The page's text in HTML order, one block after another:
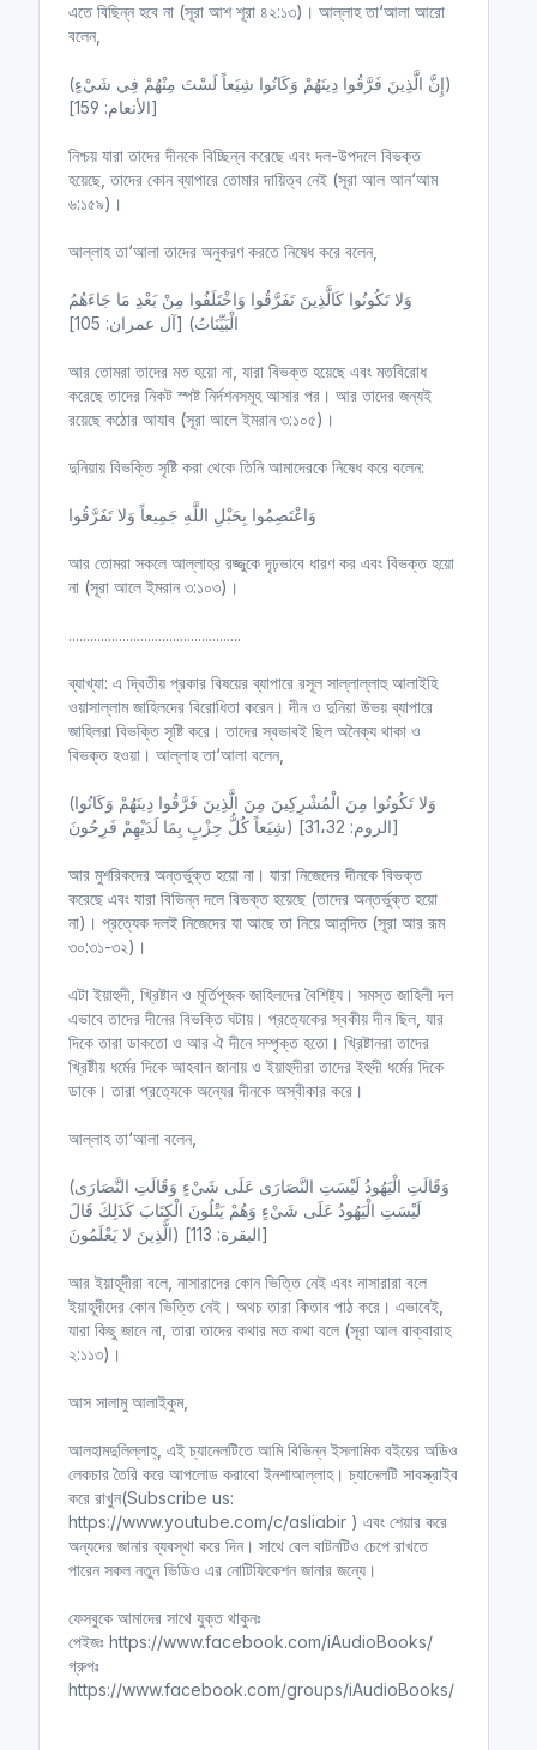
এতে বিছিন্ন হবে না (সূরা আশ শূরা ৪২:১৩)। আল্লাহ তা‘আলা আরো
বলেন,
(إِنَّ الَّذِينَ فَرَّقُوا دِينَهُمْ وَكَانُوا شِيَعاً لَسْتَ مِنْهُمْ فِي شَيْءٍ)
[الأنعام: 159]
নিশ্চয় যারা তাদের দীনকে বিচ্ছিন্ন করেছে এবং দল-উপদলে বিভক্ত
হয়েছে, তাদের কোন ব্যাপারে তোমার দায়িত্ব নেই (সূরা আল আন‘আম
৬:১৫৯)।
আল্লাহ তা‘আলা তাদের অনুকরণ করতে নিষেধ করে বলেন,
وَلا تَكُونُوا كَالَّذِينَ تَفَرَّقُوا وَاخْتَلَفُوا مِنْ بَعْدِ مَا جَاءَهُمُ
الْبَيِّنَاتُ) [آل عمران: 105]
আর তোমরা তাদের মত হয়ো না, যারা বিভক্ত হয়েছে এবং মতবিরোধ
করেছে তাদের নিকট স্পষ্ট নির্দশনসমূহ আসার পর। আর তাদের জন্যই
রয়েছে কঠোর আযাব (সূরা আলে ইমরান ৩:১০৫)।
দুনিয়ায় বিভক্তি সৃষ্টি করা থেকে তিনি আমাদেরকে নিষেধ করে বলেন:
وَاعْتَصِمُوا بِحَبْلِ اللَّهِ جَمِيعاً وَلا تَفَرَّقُوا
আর তোমরা সকলে আল্লাহর রজ্জুকে দৃঢ়ভাবে ধারণ কর এবং বিভক্ত হয়ো
না (সূরা আলে ইমরান ৩:১০৩)।
................................................
ব্যাখ্যা: এ দ্বিতীয় প্রকার বিষয়ের ব্যাপারে রসূল সাল্লাল্লাহু আলাইহি
ওয়াসাল্লাম জাহিলদের বিরোধিতা করেন। দীন ও দুনিয়া উভয় ব্যাপারে
জাহিলরা বিভক্তি সৃষ্টি করে। তাদের স্বভাবই ছিল অনৈক্য থাকা ও
বিভক্ত হওয়া। আল্লাহ তা‘আলা বলেন,
(وَلا تَكُونُوا مِنَ الْمُشْرِكِينَ مِنَ الَّذِينَ فَرَّقُوا دِينَهُمْ وَكَانُوا
شِيَعاً كُلُّ حِزْبٍ بِمَا لَدَيْهِمْ فَرِحُونَ) [الروم: 31،32]
আর মুশরিকদের অন্তর্ভুক্ত হয়ো না। যারা নিজেদের দীনকে বিভক্ত
করেছে এবং যারা বিভিন্ন দলে বিভক্ত হয়েছে (তাদের অন্তর্ভুক্ত হয়ো
না)। প্রত্যেক দলই নিজেদের যা আছে তা নিয়ে আনন্দিত (সূরা আর রূম
৩০:৩১-৩২)।
এটা ইয়াহুদী, খ্রিষ্টান ও মূর্তিপূজক জাহিলদের বৈশিষ্ট্য। সমস্ত জাহিলী দল
এভাবে তাদের দীনের বিভক্তি ঘটায়। প্রত্যেকের স্বকীয় দীন ছিল, যার
দিকে তারা ডাকতো ও আর ঐ দীনে সম্পৃক্ত হতো। খ্রিষ্টানরা তাদের
খ্রিষ্টীয় ধর্মের দিকে আহবান জানায় ও ইয়াহুদীরা তাদের ইহুদী ধর্মের দিকে
ডাকে। তারা প্রত্যেকে অন্যের দীনকে অস্বীকার করে।
আল্লাহ তা‘আলা বলেন,
(وَقَالَتِ الْيَهُودُ لَيْسَتِ النَّصَارَى عَلَى شَيْءٍ وَقَالَتِ النَّصَارَى
لَيْسَتِ الْيَهُودُ عَلَى شَيْءٍ وَهُمْ يَتْلُونَ الْكِتَابَ كَذَلِكَ قَالَ
الَّذِينَ لا يَعْلَمُونَ) [البقرة: 113]
আর ইয়াহূদীরা বলে, নাসারাদের কোন ভিত্তি নেই এবং নাসারারা বলে
ইয়াহূদীদের কোন ভিত্তি নেই। অথচ তারা কিতাব পাঠ করে। এভাবেই,
যারা কিছু জানে না, তারা তাদের কথার মত কথা বলে (সূরা আল বাক্বারাহ
২:১১৩)।
আস সালামু আলাইকুম,
আলহামদুলিল্লাহ্‌, এই চ্যানেলটিতে আমি বিভিন্ন ইসলামিক বইয়ের অডিও
লেকচার তৈরি করে আপলোড করাবো ইনশাআল্লাহ। চ্যানেলটি সাবস্ক্রাইব
করে রাখুন(Subscribe us:
https://www.youtube.com/c/asliabir ) এবং শেয়ার করে
অন্যদের জানার ব্যবস্থা করে দিন। সাথে বেল বাটনটিও চেপে রাখতে
পারেন সকল নতুন ভিডিও এর নোটিফিকেশন জানার জন্যে।
ফেসবুকে আমাদের সাথে যুক্ত থাকুনঃ
পেইজঃ https://www.facebook.com/iAudioBooks/
গ্রুপঃ
https://www.facebook.com/groups/iAudioBooks/